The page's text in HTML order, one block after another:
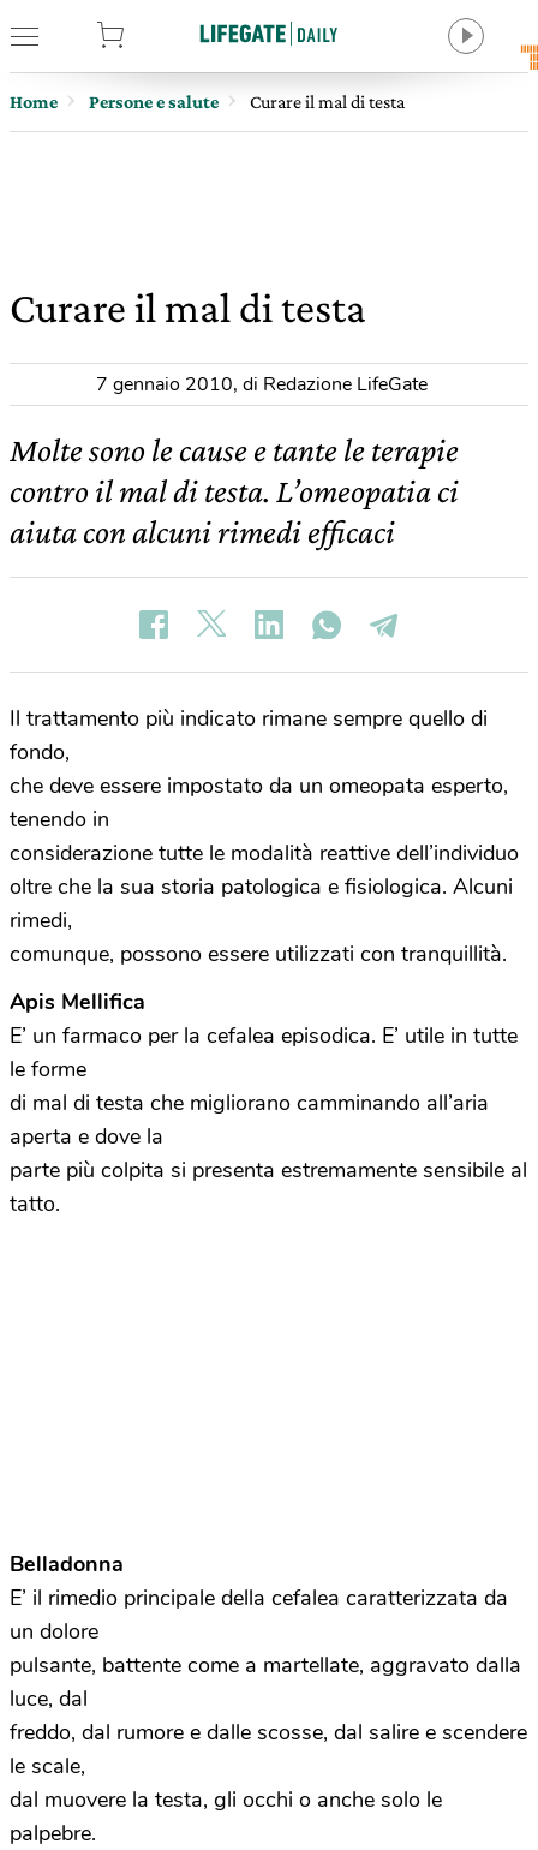
Home Persone e salute Curare il mal di testa
Curare il mal di testa
7 gennaio 2010, di Redazione LifeGate
Molte sono le cause e tante le terapie
contro il mal di testa. L’omeopatia ci
aiuta con alcuni rimedi efficaci
Il trattamento più indicato rimane sempre quello di
fondo,
che deve essere impostato da un omeopata esperto,
tenendo in
considerazione tutte le modalità reattive dell’individuo
oltre che la sua storia patologica e fisiologica. Alcuni
rimedi,
comunque, possono essere utilizzati con tranquillità.
Apis Mellifica
E’ un farmaco per la cefalea episodica. E’ utile in tutte
le forme
di mal di testa che migliorano camminando all’aria
aperta e dove la
parte più colpita si presenta estremamente sensibile al
tatto.
Belladonna
E’ il rimedio principale della cefalea caratterizzata da
un dolore
pulsante, battente come a martellate, aggravato dalla
luce, dal
freddo, dal rumore e dalle scosse, dal salire e scendere
le scale,
dal muovere la testa, gli occhi o anche solo le
palpebre.